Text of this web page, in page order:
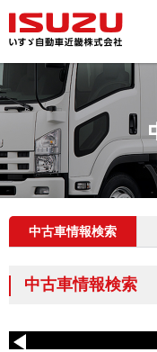
中古車情報検索
中古車情報検索